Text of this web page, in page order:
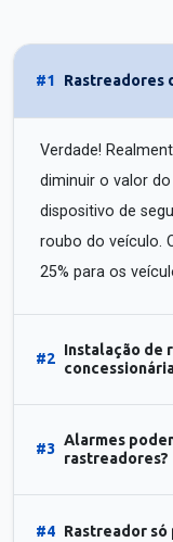
#1 Rastreadores
Verdade!
diminuir o valor
dispositivo de
roubo do veículo.
25% para os
#2
Instalação de
#3
Alarmes
rastreadores?
#4 Rastreador só